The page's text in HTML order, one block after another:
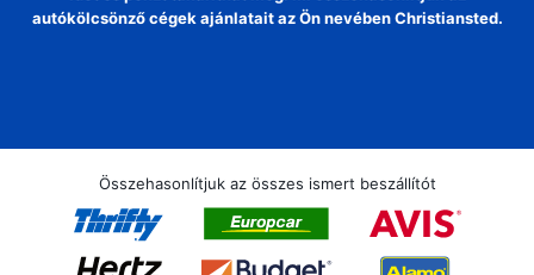
autókölcsönző cégek ajánlatait az Ön nevében Christiansted.
Összehasonlítjuk az összes ismert beszállítót